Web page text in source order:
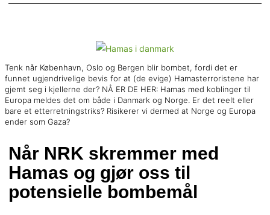
Tenk når København, Oslo og Bergen blir bombet, fordi det er
funnet ugjendrivelige bevis for at (de evige) Hamasterroristene har
gjemt seg i kjellerne der? NÅ ER DE HER: Hamas med koblinger til
Europa meldes det om både i Danmark og Norge. Er det reelt eller
bare et etterretningstriks? Risikerer vi dermed at Norge og Europa
ender som Gaza?
Når NRK skremmer med
Hamas og gjør oss til
potensielle bombemål